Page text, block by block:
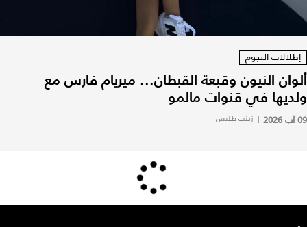
إطلالات النجوم
ألوان النيون وقبعة القبطان... ميريام فارس مع
ولديها في قنوات مالمو
09 آب 2026 | زينب طليس